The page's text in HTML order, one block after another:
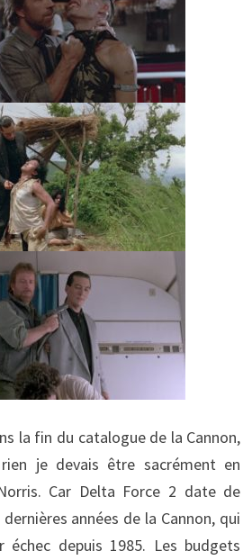
la fin du catalogue de la Cannon,
je devais être sacrément en
Car Delta Force 2 date de
années de la Cannon, qui
échec depuis 1985. Les budgets